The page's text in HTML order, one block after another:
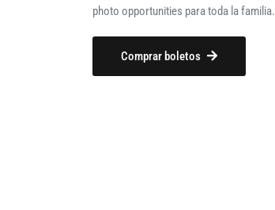
photo opportunities para toda la familia.
Comprar boletos